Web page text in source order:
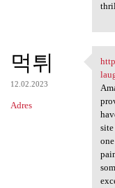
먹튀
12.02.2023
Adres